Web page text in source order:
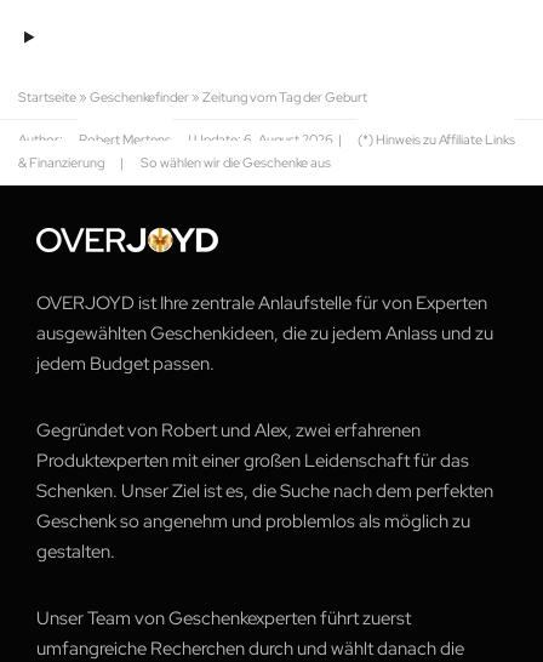
Startseite » Geschenkefinder » Zeitung vom Tag der Geburt
Author: Robert Mertens | Update: 6. August 2026 |
(*) Hinweis zu Affiliate Links
& Finanzierung
| So wählen wir die Geschenke aus
OVERJOYD ist Ihre zentrale Anlaufstelle für von Experten
ausgewählten Geschenkideen, die zu jedem Anlass und zu
jedem Budget passen.
Gegründet von Robert und Alex, zwei erfahrenen
Produktexperten mit einer großen Leidenschaft für das
Schenken. Unser Ziel ist es, die Suche nach dem perfekten
Geschenk so angenehm und problemlos als möglich zu
gestalten.
Unser Team von Geschenkexperten führt zuerst
umfangreiche Recherchen durch und wählt danach die